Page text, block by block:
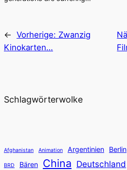
← Vorherige: Zwanzig
Kinokarten…
Schlagwörterwolke
Afghanistan Animation Argentinien Berlin
BRD Bären China Deutschland